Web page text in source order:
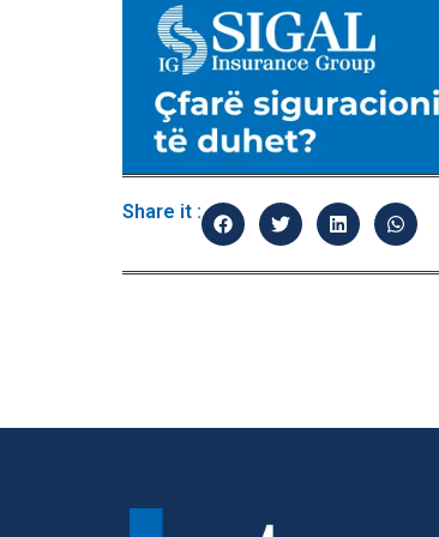
Share it :